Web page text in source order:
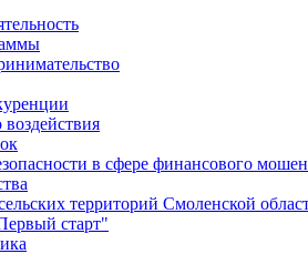
в сфере финансового
территорий Смоленской
старт"